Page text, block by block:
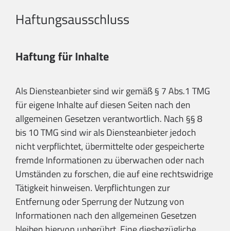
Haftungsausschluss
Haftung für Inhalte
Als Diensteanbieter sind wir gemäß § 7 Abs.1 TMG
für eigene Inhalte auf diesen Seiten nach den
allgemeinen Gesetzen verantwortlich. Nach §§ 8
bis 10 TMG sind wir als Diensteanbieter jedoch
nicht verpflichtet, übermittelte oder gespeicherte
fremde Informationen zu überwachen oder nach
Umständen zu forschen, die auf eine rechtswidrige
Tätigkeit hinweisen. Verpflichtungen zur
Entfernung oder Sperrung der Nutzung von
Informationen nach den allgemeinen Gesetzen